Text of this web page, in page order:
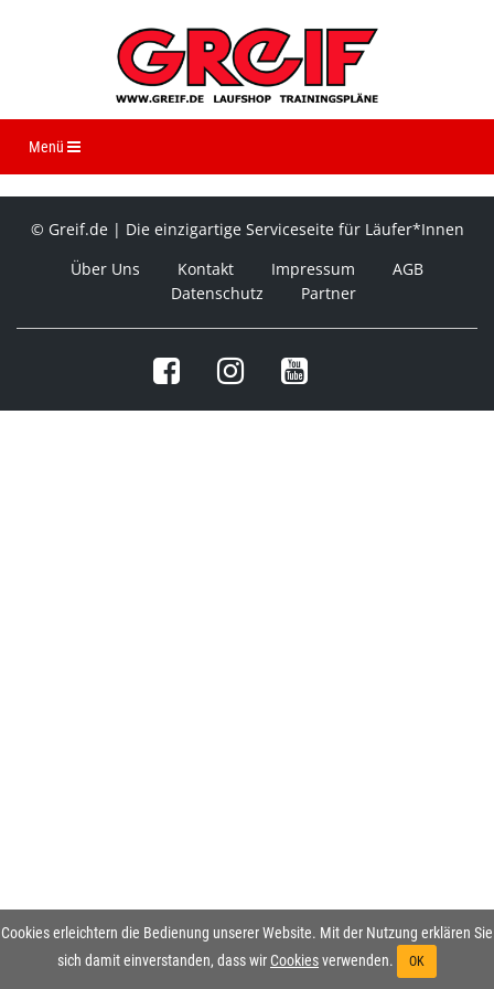
Menü Navigation ein-/ausblenden
© Greif.de | Die einzigartige Serviceseite für Läufer*Innen
Über Uns
Kontakt Impressum
AGB
Datenschutz
Partner
Cookies erleichtern die Bedienung unserer Website. Mit der Nutzung erklären Sie
sich damit einverstanden, dass wir Cookiesverwenden. OK